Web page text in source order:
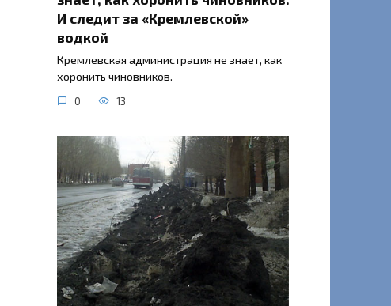
И следит за «Кремлевской»
водкой
Кремлевская администрация не знает, как
хоронить чиновников.
0 13